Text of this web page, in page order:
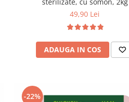
49,90 Lei
ADAUGA IN COS
-22%